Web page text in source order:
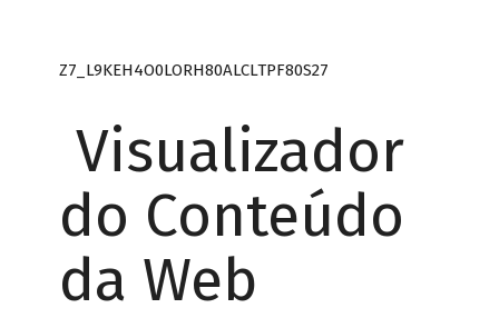
Z7_L9KEH4O0LORH80ALCLTPF80S27
Visualizador
do Conteúdo
da Web